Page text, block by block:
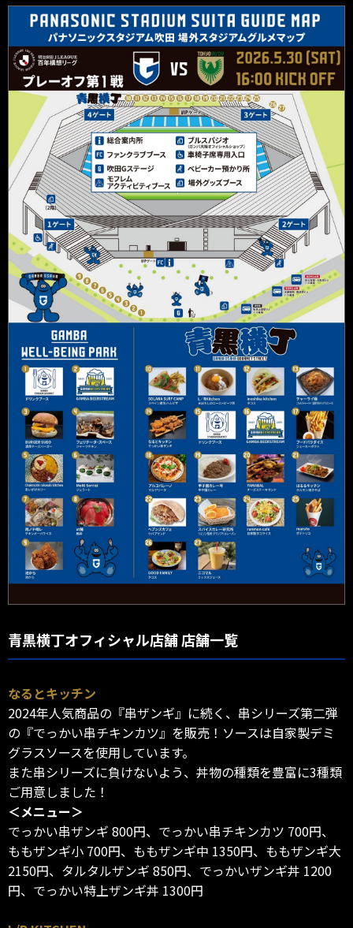
青黒横丁オフィシャル店舗 店舗一覧
なるとキッチン
2024年人気商品の『串ザンギ』に続く、串シリーズ第二弾
の『でっかい串チキンカツ』を販売！ソースは自家製デミ
グラスソースを使用しています。
また串シリーズに負けないよう、丼物の種類を豊富に3種類
ご用意しました！
＜メニュー＞
でっかい串ザンギ 800円、でっかい串チキンカツ 700円、
ももザンギ小 700円、ももザンギ中 1350円、ももザンギ大
2150円、タルタルザンギ 850円、でっかいザンギ丼 1200
円、でっかい特上ザンギ丼 1300円